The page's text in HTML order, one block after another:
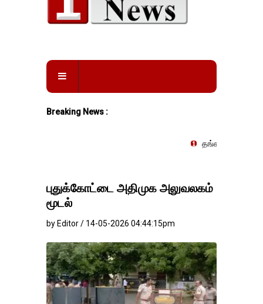
Breaking News :
தங்கம்-வெள்ளி விலை
புதுக்கோட்டை அதிமுக அலுவலகம்
மூடல்
by Editor / 14-05-2026 04:44:15pm